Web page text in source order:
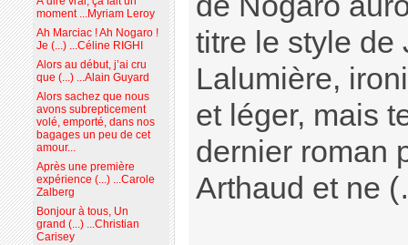
titre le style de
Lalumière,
et léger, mais
dernier roman
Arthaud et ne
moment ...Myriam Leroy
Ah Marciac ! Ah Nogaro !
Je (...) ...Céline RIGHI
Alors au début, j’ai cru
que (...) ...Alain Guyard
Alors sachez que nous
avons subrepticement
volé, emporté, dans nos
bagages un peu de cet
amour...
Après une première
expérience (...) ...Carole
Zalberg
Bonjour à tous, Un
grand (...) ...Christian
Carisey